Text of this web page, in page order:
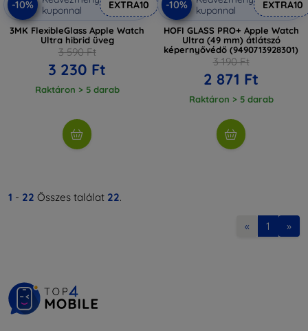
-10%
kuponnal
EXTRA10
3MK FlexibleGlass Apple Watch
Ultra hibrid üveg
3 590 Ft
3 230 Ft
Raktáron > 5 darab
-10%
kuponnal
EXTRA10
HOFI GLASS PRO+ Apple Watch
Ultra (49 mm) átlátszó
képernyővédő (9490713928301)
3 190 Ft
2 871 Ft
Raktáron > 5 darab
1 - 22 Összes találat 22.
« 1 »